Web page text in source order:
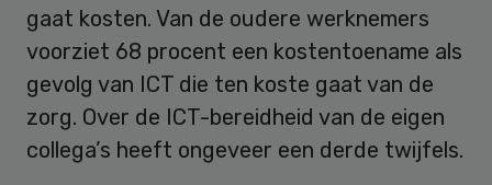
gaat kosten. Van de oudere werknemers
voorziet 68 procent een kostentoename als
gevolg van ICT die ten koste gaat van de
zorg. Over de ICT-bereidheid van de eigen
collega’s heeft ongeveer een derde twijfels.